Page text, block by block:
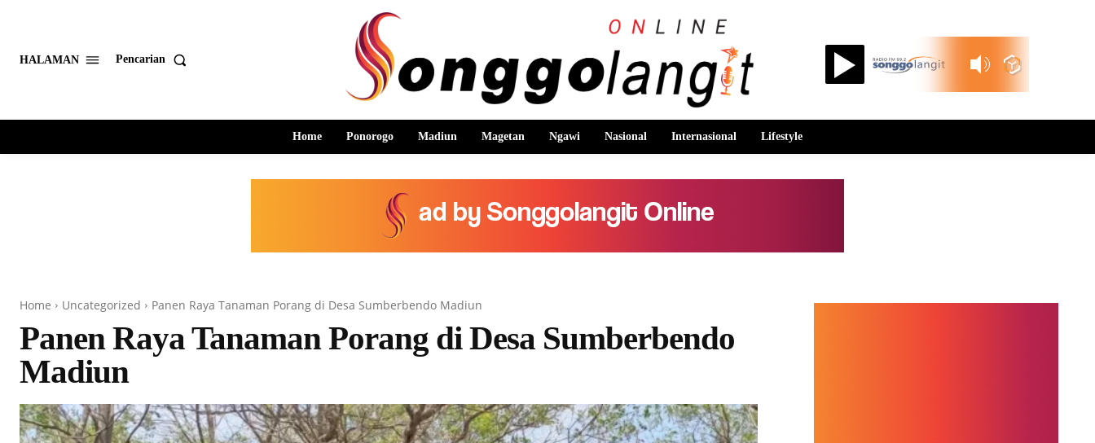
HALAMAN Pencarian
Home Ponorogo Madiun Magetan Ngawi Nasional Internasional Lifestyle
Home Uncategorized Panen Raya Tanaman Porang di Desa Sumberbendo Madiun
Panen Raya Tanaman Porang di Desa Sumberbendo
Madiun